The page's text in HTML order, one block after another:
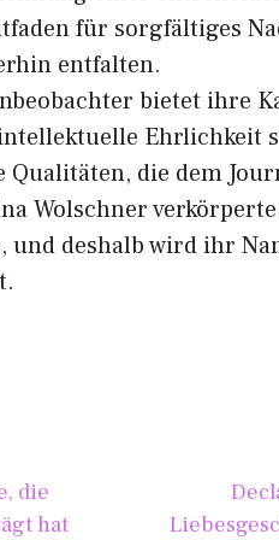
für sorgfältiges
entfa‍lten.
bietet ihre
Eh‍rlichke‌it
d‌ie dem
Wolschner
deshalb wird i⁠hr
die
hat